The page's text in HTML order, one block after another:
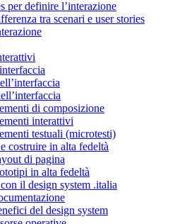
per definire l’interazione
tra scenari e user stories
di composizione
interattivi
testuali (microtesti)
costruire in alta fedeltà
di pagina
in alta fedeltà
il design system .italia
del design system